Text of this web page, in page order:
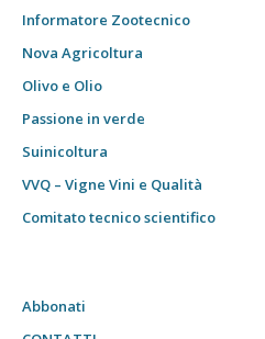
Informatore Zootecnico
Nova Agricoltura
Olivo e Olio
Passione in verde
Suinicoltura
VVQ – Vigne Vini e Qualità
Comitato tecnico scientifico
Abbonati